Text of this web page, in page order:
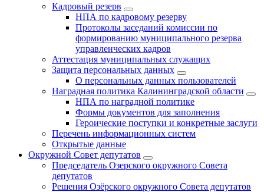
Кадровый резерв
НПА по кадровому резерву
Протоколы заседаний комиссии по
формированию муниципального резерва
управленческих кадров
Аттестация муниципальных служащих
Защита персональных данных
О персональных данных пользователей
Наградная политика Калининградской области
НПА по наградной политике
Формы документов для заполнения
Героические поступки и конкретные заслуги
Перечень информационных систем
Открытые данные
Окружной Совет депутатов
Председатель Озерского окружного Совета
депутатов
Решения Озёрского окружного Совета депутатов